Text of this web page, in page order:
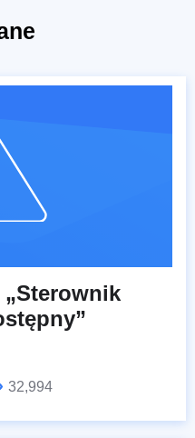
„Sterownik
32,994